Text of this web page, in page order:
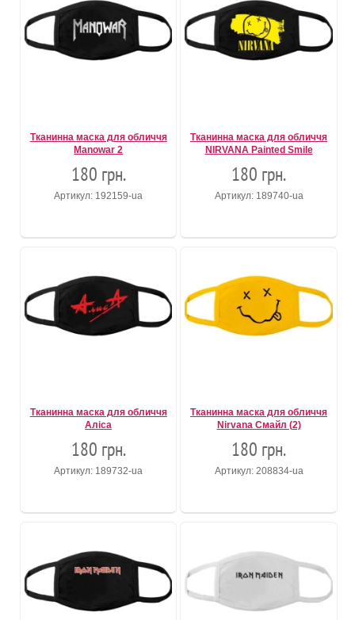
Тканинна маска для обличчя
Manowar 2
180 грн.
Артикул: 192159-ua
Тканинна маска для обличчя
NIRVANA Painted Smile
180 грн.
Артикул: 189740-ua
Тканинна маска для обличчя
Аліса
180 грн.
Артикул: 189732-ua
Тканинна маска для обличчя
Nirvana Смайл (2)
180 грн.
Артикул: 208834-ua